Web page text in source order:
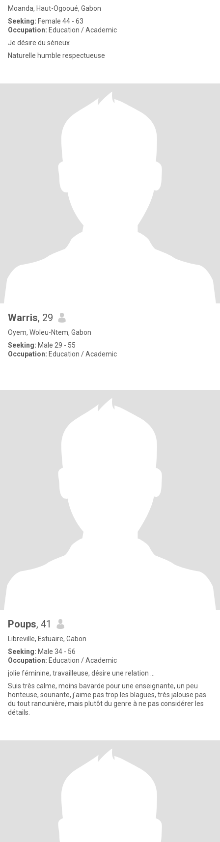
Moanda, Haut-Ogooué, Gabon
Seeking: Female 44 - 63
Occupation: Education / Academic
Je désire du sérieux
Naturelle humble respectueuse
Warris, 29
Oyem, Woleu-Ntem, Gabon
Seeking: Male 29 - 55
Occupation: Education / Academic
Poups, 41
Libreville, Estuaire, Gabon
Seeking: Male 34 - 56
Occupation: Education / Academic
jolie féminine, travailleuse, désire une relation ...
Suis très calme, moins bavarde pour une enseignante, un peu
honteuse, souriante, j'aime pas trop les blagues, très jalouse pas
du tout rancunière, mais plutôt du genre à ne pas considérer les
détails.